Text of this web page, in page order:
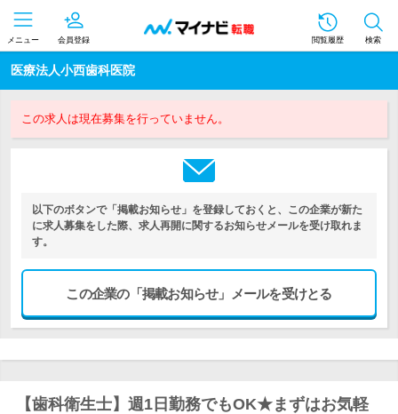
メニュー 会員登録 閲覧履歴 検索
医療法人小西歯科医院
この求人は現在募集を行っていません。
以下のボタンで「掲載お知らせ」を登録しておくと、この企業が新た
に求人募集をした際、求人再開に関するお知らせメールを受け取れま
す。
この企業の「掲載お知らせ」メールを受けとる
【歯科衛生士】週1日勤務でもOK★まずはお気軽